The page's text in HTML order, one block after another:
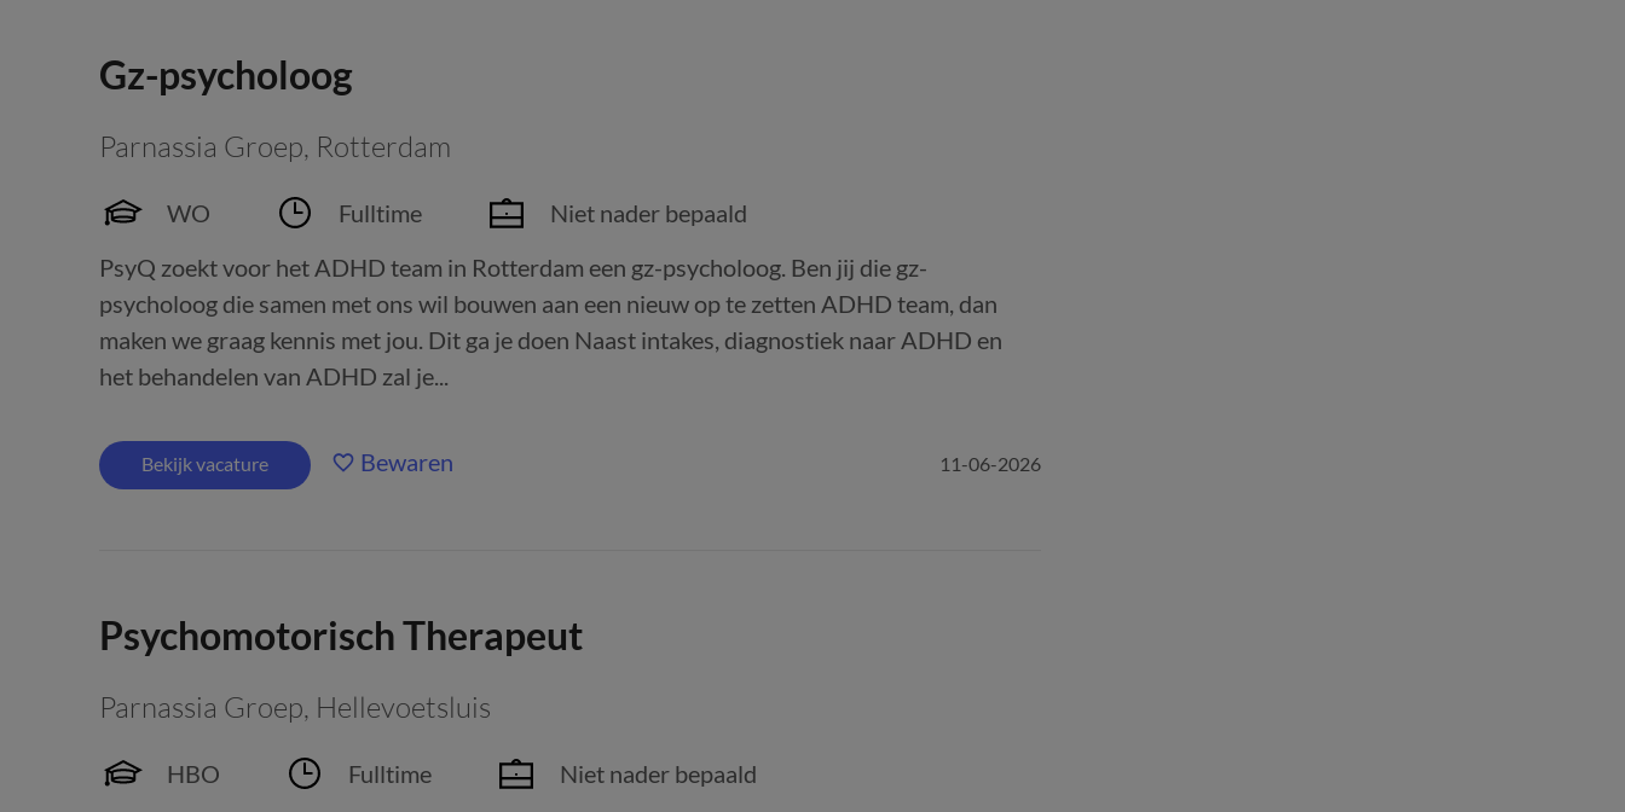
Gz-psycholoog
Parnassia Groep, Rotterdam
WO Fulltime
Niet nader bepaald
PsyQ zoekt voor het ADHD team in Rotterdam een gz-psycholoog. Ben jij die gz-
psycholoog die samen met ons wil bouwen aan een nieuw op te zetten ADHD team, dan
maken we graag kennis met jou. Dit ga je doen Naast intakes, diagnostiek naar ADHD en
het behandelen van ADHD zal je...
Bekijk vacature Bewaren 11-06-2026
Psychomotorisch Therapeut
Parnassia Groep, Hellevoetsluis
HBO Fulltime
Niet nader bepaald